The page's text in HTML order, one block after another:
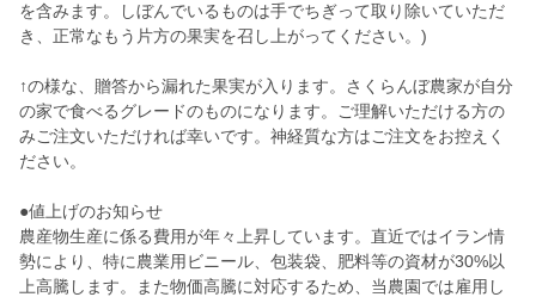
を含みます。しぼんでいるものは手でちぎって取り除いていただ
き、正常なもう片方の果実を召し上がってください。)
↑の様な、贈答から漏れた果実が入ります。さくらんぼ農家が自分
の家で食べるグレードのものになります。ご理解いただける方の
みご注文いただければ幸いです。神経質な方はご注文をお控えく
ださい。
●値上げのお知らせ
農産物生産に係る費用が年々上昇しています。直近ではイラン情
勢により、特に農業用ビニール、包装袋、肥料等の資材が30%以
上高騰します。また物価高騰に対応するため、当農園では雇用し